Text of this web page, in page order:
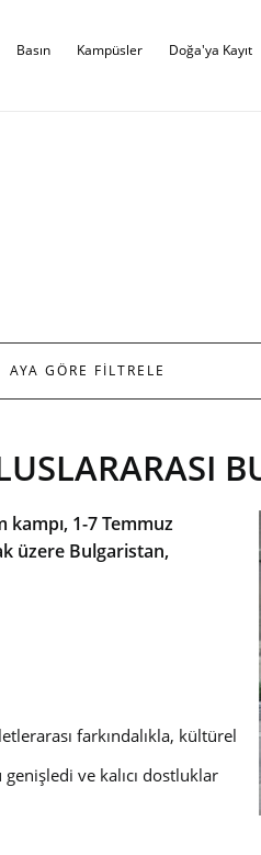
Basın Kampüsler Doğa'ya Kayıt
1-7 Temmuz
üzere Bulgaristan,
farkındalıkla, kültürel
ve kalıcı dostluklar